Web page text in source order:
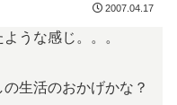
2007.04.17
うな感じ。。。
生活のおかげかな？